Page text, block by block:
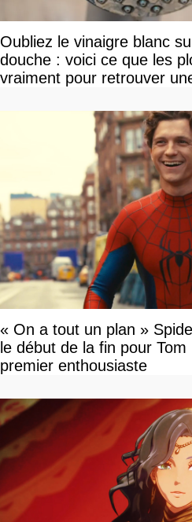
Oubliez le vinaigre blanc
douche : voici ce que les
vraiment pour retrouver
« On a tout un plan »
le début de la fin pour Tom
premier enthousiaste